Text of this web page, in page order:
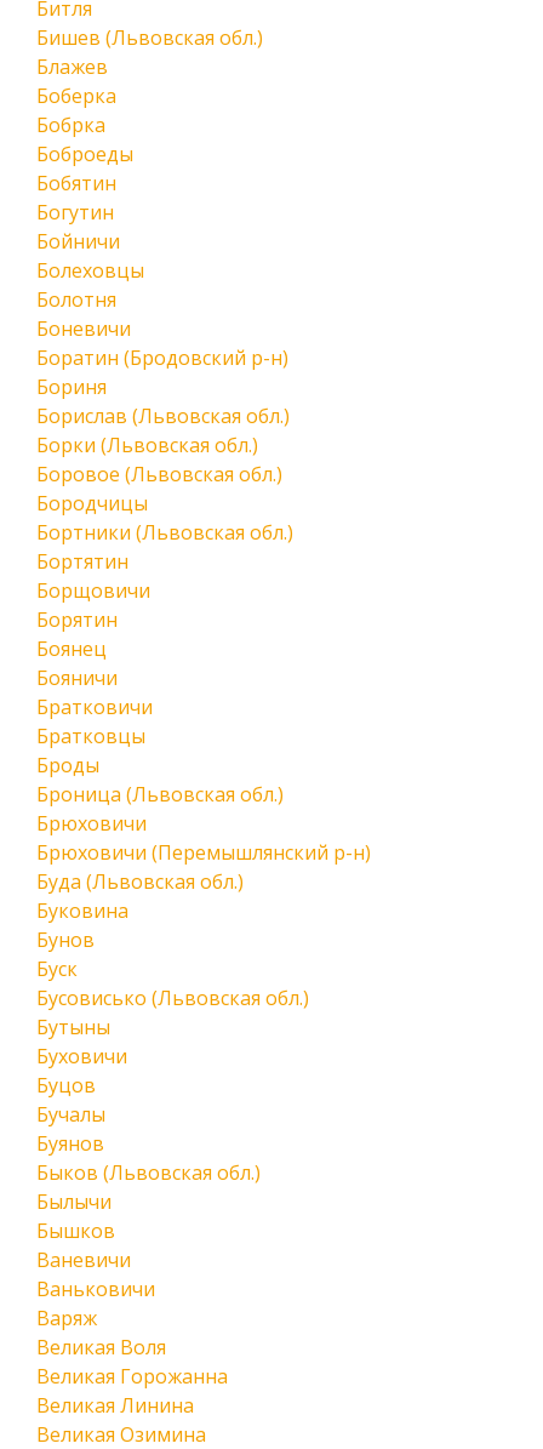
Битля
Бишев (Львовская обл.)
Блажев
Боберка
Бобрка
Боброеды
Бобятин
Богутин
Бойничи
Болеховцы
Болотня
Боневичи
Боратин (Бродовский р-н)
Бориня
Борислав (Львовская обл.)
Борки (Львовская обл.)
Боровое (Львовская обл.)
Бородчицы
Бортники (Львовская обл.)
Бортятин
Борщовичи
Борятин
Боянец
Бояничи
Братковичи
Братковцы
Броды
Броница (Львовская обл.)
Брюховичи
Брюховичи (Перемышлянский р-н)
Буда (Львовская обл.)
Буковина
Бунов
Буск
Бусовисько (Львовская обл.)
Бутыны
Буховичи
Буцов
Бучалы
Буянов
Быков (Львовская обл.)
Былычи
Бышков
Ваневичи
Ваньковичи
Варяж
Великая Воля
Великая Горожанна
Великая Линина
Великая Озимина